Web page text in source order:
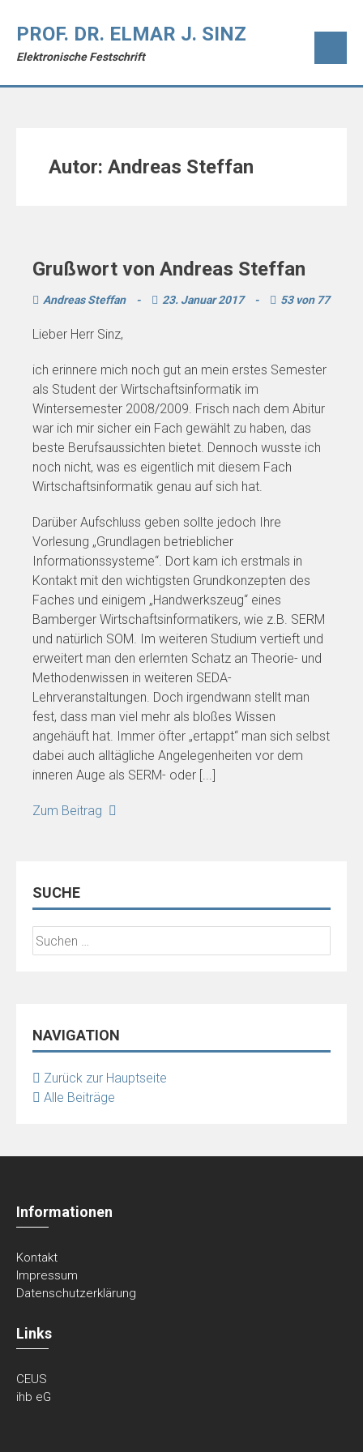
PROF. DR. ELMAR J. SINZ
Elektronische Festschrift
Autor: Andreas Steffan
Grußwort von Andreas Steffan
Andreas Steffan - 23. Januar 2017 - 53 von 77
Lieber Herr Sinz,
ich erinnere mich noch gut an mein erstes Semester
als Student der Wirtschaftsinformatik im
Wintersemester 2008/2009. Frisch nach dem Abitur
war ich mir sicher ein Fach gewählt zu haben, das
beste Berufsaussichten bietet. Dennoch wusste ich
noch nicht, was es eigentlich mit diesem Fach
Wirtschaftsinformatik genau auf sich hat.
Darüber Aufschluss geben sollte jedoch Ihre
Vorlesung „Grundlagen betrieblicher
Informationssysteme“. Dort kam ich erstmals in
Kontakt mit den wichtigsten Grundkonzepten des
Faches und einigem „Handwerkszeug“ eines
Bamberger Wirtschaftsinformatikers, wie z.B. SERM
und natürlich SOM. Im weiteren Studium vertieft und
erweitert man den erlernten Schatz an Theorie- und
Methodenwissen in weiteren SEDA-
Lehrveranstaltungen. Doch irgendwann stellt man
fest, dass man viel mehr als bloßes Wissen
angehäuft hat. Immer öfter „ertappt“ man sich selbst
dabei auch alltägliche Angelegenheiten vor dem
inneren Auge als SERM- oder [...]
Zum Beitrag
SUCHE
Suchen
nach:
NAVIGATION
Zurück zur Hauptseite
Alle Beiträge
Informationen
Kontakt
Impressum
Datenschutzerklärung
Links
CEUS
ihb eG